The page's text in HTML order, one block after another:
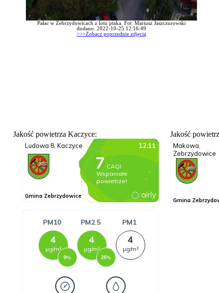
Pałac w Zebrzydowicach z lotu ptaka. Fot: Mariusz Jaszczurowski
dodano: 2022-10-25 12:16:49
>>>Zobacz poprzednie zdjęcia
Jakość powietrza Kaczyce: Jakość